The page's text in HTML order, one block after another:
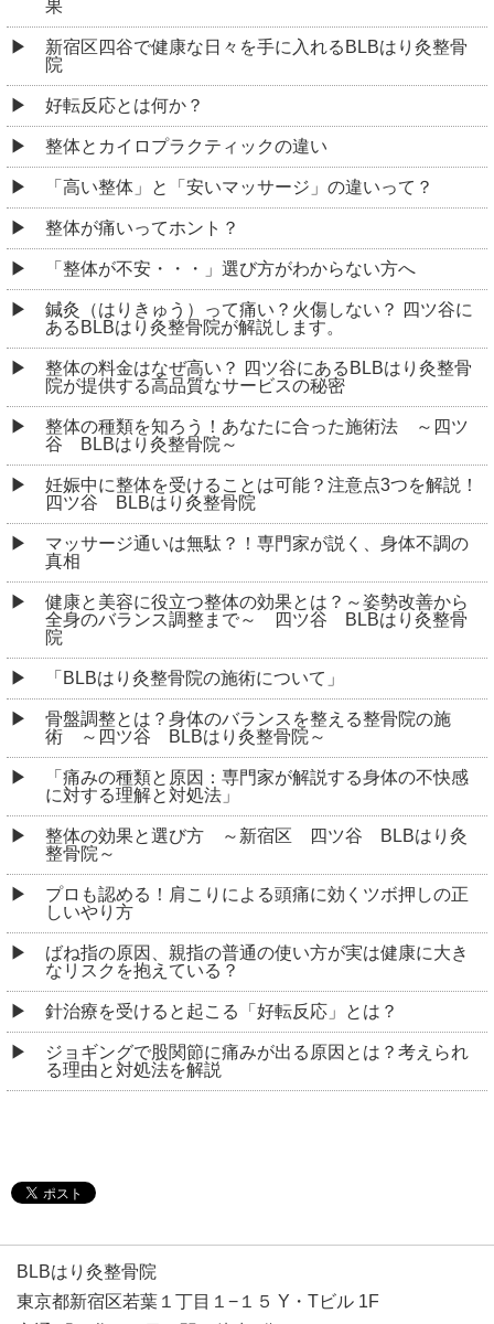
整体が痛いってホント？
「整体が不安・・・」選び方がわからない方へ
鍼灸（はりきゅう）って痛い？火傷しない？ 四ツ谷に
あるBLBはり灸整骨院が解説します。
整体の料金はなぜ高い？ 四ツ谷にあるBLBはり灸整骨
院が提供する高品質なサービスの秘密
整体の種類を知ろう！あなたに合った施術法 ～四ツ
谷 BLBはり灸整骨院～
妊娠中に整体を受けることは可能？注意点3つを解説！
四ツ谷 BLBはり灸整骨院
マッサージ通いは無駄？！専門家が説く、身体不調の
真相
健康と美容に役立つ整体の効果とは？～姿勢改善から
全身のバランス調整まで～ 四ツ谷 BLBはり灸整骨
院
「BLBはり灸整骨院の施術について」
骨盤調整とは？身体のバランスを整える整骨院の施
術 ～四ツ谷 BLBはり灸整骨院～
「痛みの種類と原因：専門家が解説する身体の不快感
に対する理解と対処法」
整体の効果と選び方 ～新宿区 四ツ谷 BLBはり灸
整骨院～
プロも認める！肩こりによる頭痛に効くツボ押しの正
しいやり方
ばね指の原因、親指の普通の使い方が実は健康に大き
なリスクを抱えている？
針治療を受けると起こる「好転反応」とは？
ジョギングで股関節に痛みが出る原因とは？考えられ
る理由と対処法を解説
BLBはり灸整骨院
東京都新宿区若葉１丁目１−１５ Y・Tビル 1F
TEL:03-5925-8324
定休日:日曜・祝日
Copyright © 2026四ツ谷の整体なら「BLBはり灸整骨院」 All rights reserved.